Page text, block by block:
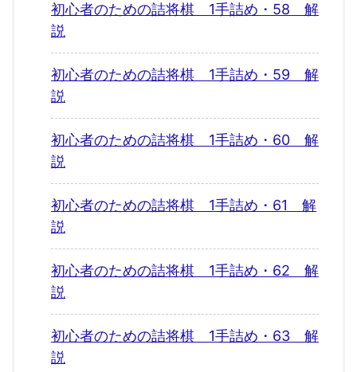
初心者のための詰将棋 1手詰め・58 解
説
初心者のための詰将棋 1手詰め・59 解
説
初心者のための詰将棋 1手詰め・60 解
説
初心者のための詰将棋 1手詰め・61 解
説
初心者のための詰将棋 1手詰め・62 解
説
初心者のための詰将棋 1手詰め・63 解
説